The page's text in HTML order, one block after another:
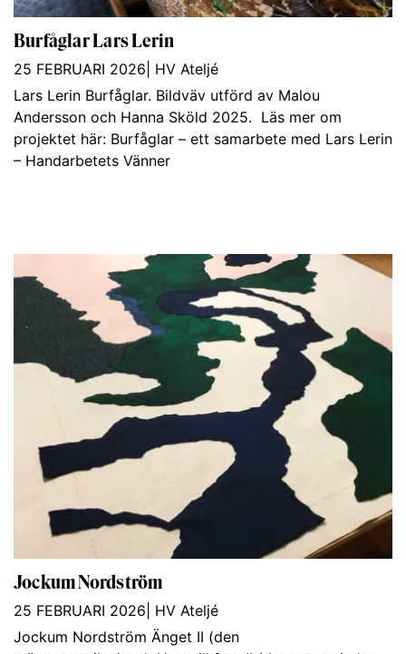
Burfåglar Lars Lerin
25 FEBRUARI 2026 HV Ateljé
Lars Lerin Burfåglar. Bildväv utförd av Malou
Andersson och Hanna Sköld 2025. Läs mer om
projektet här: Burfåglar – ett samarbete med Lars Lerin
– Handarbetets Vänner
Jockum Nordström
25 FEBRUARI 2026 HV Ateljé
Jockum Nordström Änget II (den